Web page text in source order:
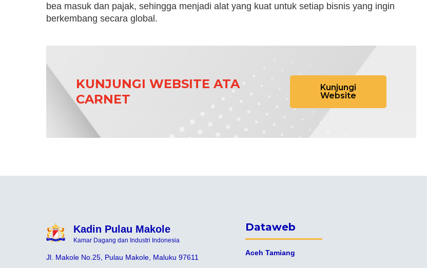
bea masuk dan pajak, sehingga menjadi alat yang kuat untuk setiap bisnis yang ingin
berkembang secara global.
KUNJUNGI WEBSITE ATA
CARNET
Kunjungi
Website
Kadin Pulau Makole
Kamar Dagang dan Industri Indonesia
Jl. Makole No.25, Pulau Makole, Maluku 97611
Dataweb
Aceh Tamiang